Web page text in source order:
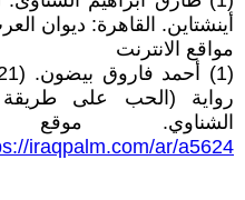
أينشتاين. القاهرة: ديوان
مواقع الانترنت
رواية (الحب على طريقة
الشناوي.
iraqpalm.com/ar/a5624